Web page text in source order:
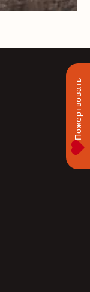
Пожертвовать